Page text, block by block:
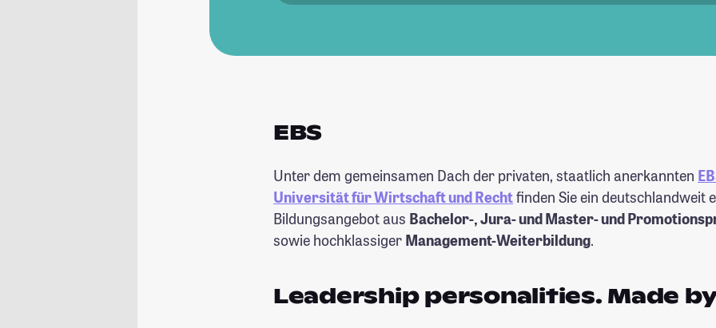
EBS
Unter dem gemeinsamen Dach der privaten, staatlich anerkannten
Universität für Wirtschaft und Rechtfinden Sie ein deutschlandweit
Bildungsangebot aus Bachelor-, Jura- und Master- und
sowie hochklassiger Management-Weiterbildung.
Leadership personalities. Made by